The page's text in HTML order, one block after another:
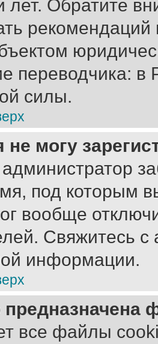
лет. Обратите
переводчика: в
силы.
не могу
под которым
вообще
Свяжитесь
информации.
предназначена
все файлы